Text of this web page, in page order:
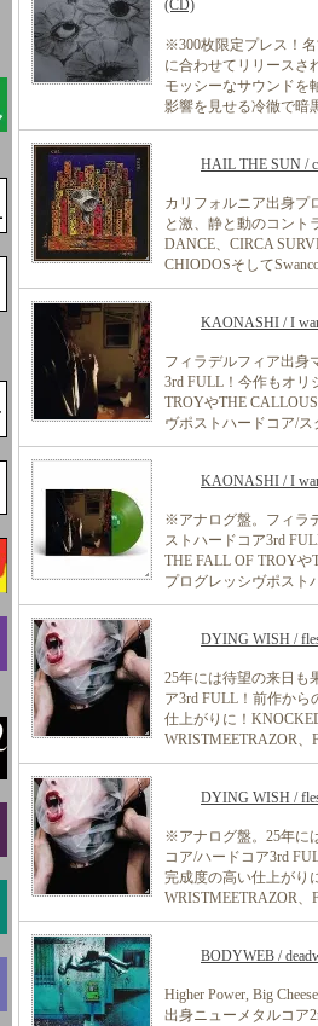
(CD)
※300枚限定プレス！
に合わせてリリースさ
モッシーなサウンドを
影響を見せる冷徹で暗
HAIL THE SUN /
カリフォルニア出身プ
と激、静と動のコント
DANCE、CIRCA
CHIODOSそして
KAONASHI / I
フィラデルフィア出身
3rd FULL！今作もオリ
TROYやTHE
ヴポストハードコア/ス
KAONASHI / I
※アナログ盤。フィラ
ストハードコア3rd
THE FALL OF TROY
プログレッシヴポスト
DYING WISH /
25年には待望の来日も
ア3rd FULL！前作か
仕上がりに！
WRISTMEETRAZOR、
DYING WISH /
※アナログ盤。25年に
コア/ハードコア3rd
完成度の高い仕上がり
WRISTMEETRAZOR、
BODYWEB /
Higher Power, Big
出身ニューメタルコア